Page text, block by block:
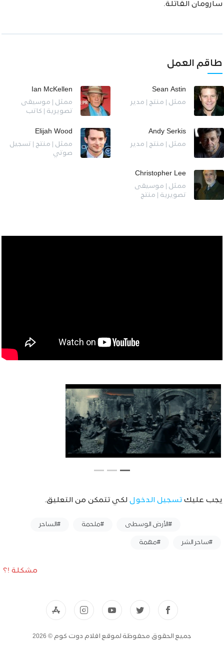
سارومان القاتلة.
طاقم العمل
Sean Astin
ممثل | منتج | مدير
Ian McKellen
ممثل | موسيقى
تصويرية | كاتب
Andy Serkis
ممثل | منتج | مدير
Elijah Wood
ممثل | منتج | تسجيل
صوتي
Christopher Lee
ممثل | موسيقى
تصويرية | منتج
يجب عليك تسجيل الدخول لكي تتمكن من التعليق.
#الأرض الوسطى #ملحمة #الساحر
#ساحر الشر #مهمة
مشكلة !؟
جميع الحقوق محفوظة لموقع افلام دوت كوم © 2026